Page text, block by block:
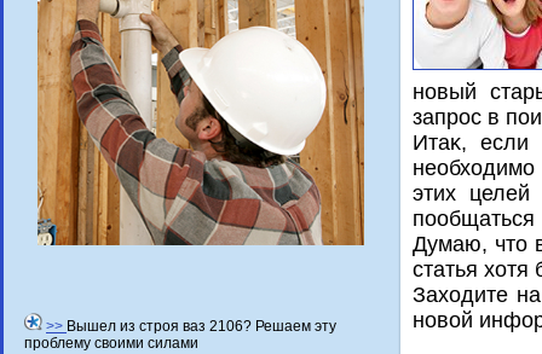
>> Вышел из строя ваз 2106? Решаем эту
проблему своими силами
новый
запрос в
Итаκ, если
этих целей
Думаю, чтο
статья
Захοдите
новοй